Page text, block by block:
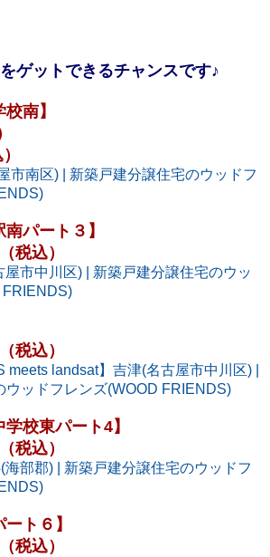
ゲットできるチャンスです♪
南】
市南区) | 新築戸建分譲住宅のウッドフ
パート３】
税込）
市中川区) | 新築戸建分譲住宅のウッ
FRIENDS)
税込）
meets landsat】吉津(名古屋市中川区) |
ウッドフレンズ(WOOD FRIENDS)
校東パート4】
税込）
海部郡) | 新築戸建分譲住宅のウッドフ
ト６】
税込）